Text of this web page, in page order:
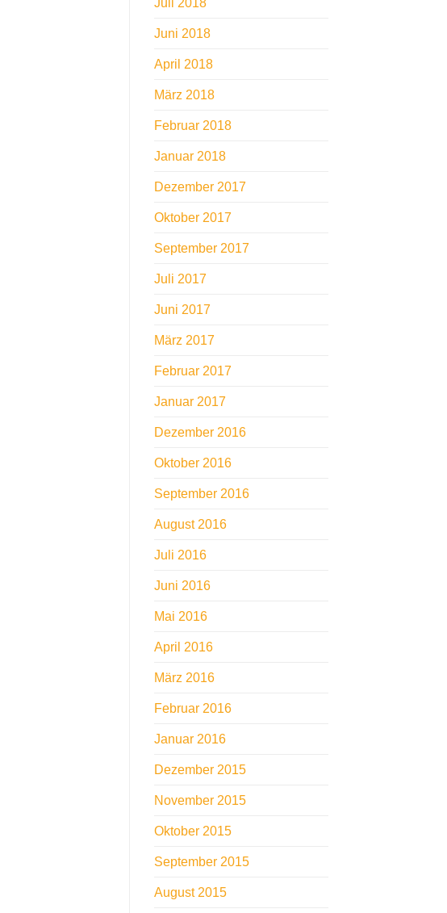
Juli 2018
Juni 2018
April 2018
März 2018
Februar 2018
Januar 2018
Dezember 2017
Oktober 2017
September 2017
Juli 2017
Juni 2017
März 2017
Februar 2017
Januar 2017
Dezember 2016
Oktober 2016
September 2016
August 2016
Juli 2016
Juni 2016
Mai 2016
April 2016
März 2016
Februar 2016
Januar 2016
Dezember 2015
November 2015
Oktober 2015
September 2015
August 2015